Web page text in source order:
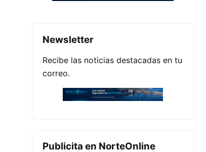
Newsletter
Recibe las noticias destacadas en tu
correo.
Publicita en NorteOnline